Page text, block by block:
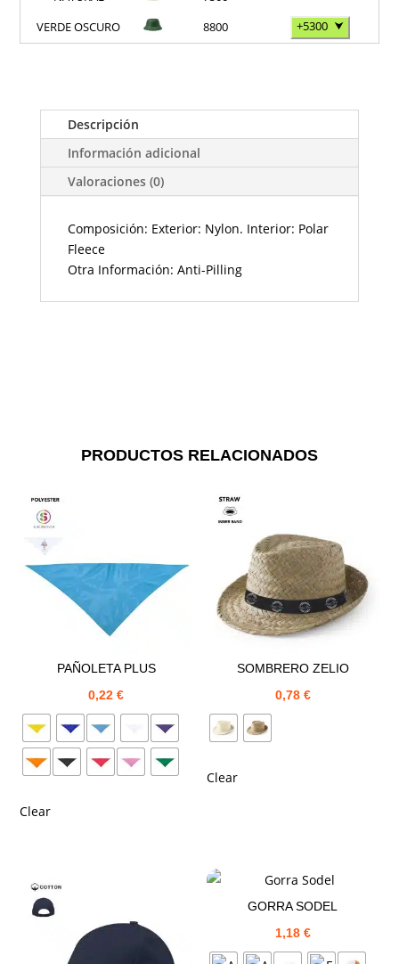
VERDE OSCURO
8800 +5300 ⮟
Descripción
Información adicional
Valoraciones (0)
Composición: Exterior: Nylon. Interior: Polar
Fleece
Otra Información: Anti-Pilling
PRODUCTOS RELACIONADOS
PAÑOLETA PLUS
0,22€
Clear
SOMBRERO ZELIO
0,78 €
Clear
GORRA SODEL
1,18 €